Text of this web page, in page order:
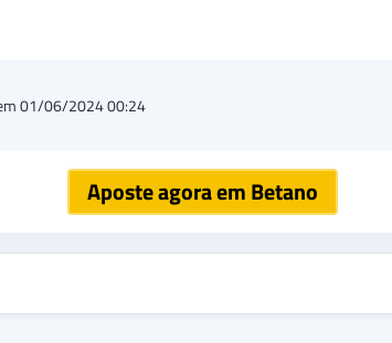
01/06/2024 00:24
Aposte agora em Betano